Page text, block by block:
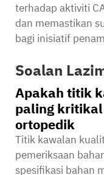
terhadap aktiviti
dan memastikan
bagi inisiatif
Soalan
Apakah titik
paling
ortopedik
Titik kawalan
pemeriksaan
spesifikasi bahan